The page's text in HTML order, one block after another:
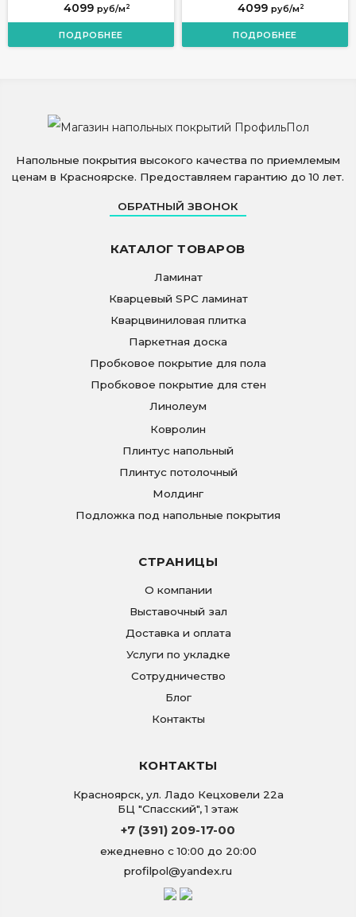
4099 руб/м 2
ПОДРОБНЕЕ
4099 руб/м 2
ПОДРОБНЕЕ
Напольные покрытия высокого качества по приемлемым
ценам в Красноярске. Предоставляем гарантию до 10 лет.
ОБРАТНЫЙ ЗВОНОК
КАТАЛОГ ТОВАРОВ
Ламинат
Кварцевый SPC ламинат
Кварцвиниловая плитка
Паркетная доска
Пробковое покрытие для пола
Пробковое покрытие для стен
Линолеум
Ковролин
Плинтус напольный
Плинтус потолочный
Молдинг
Подложка под напольные покрытия
СТРАНИЦЫ
О компании
Выставочный зал
Доставка и оплата
Услуги по укладке
Сотрудничество
Блог
Контакты
КОНТАКТЫ
Красноярск, ул. Ладо Кецховели 22а
БЦ "Спасский", 1 этаж
+7 (391) 209-17-00
ежедневно с 10:00 до 20:00
profilpol@yandex.ru